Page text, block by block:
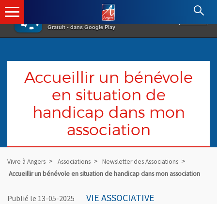
×
Gratuit - dans Google Play
Angers.fr : Retour à l'accueil
Accueillir un bénévole
en situation de
handicap dans mon
association
Vivre à Angers Associations
Newsletter des Associations
Accueillir un bénévole en situation de handicap dans mon association
Publié le 13-05-2025 VIE ASSOCIATIVE